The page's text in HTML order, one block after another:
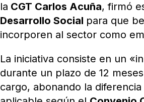
la CGT Carlos Acuña, firmó
Desarrollo Social para que
incorporen al sector como
La iniciativa consiste en un
durante un plazo de 12
cargo, abonando la